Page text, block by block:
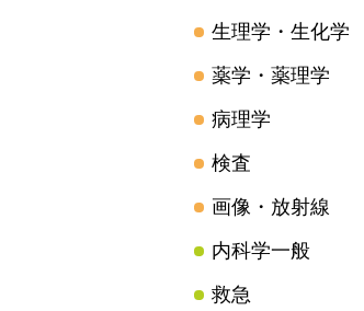
生理学・生化学
薬学・薬理学
病理学
検査
画像・放射線
内科学一般
救急